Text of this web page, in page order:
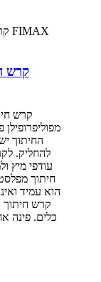
קרש
קרש
החיתוך
להחליק.
עודפי מיץ
חיתוך
הוא עמיד
קרש חיתוך
כלים. פינה